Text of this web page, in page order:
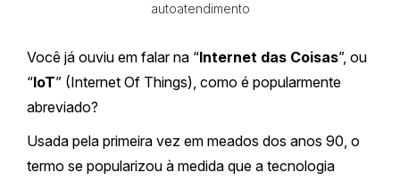
autoatendimento
Você já ouviu em falar na “Internet das Coisas”, ou
“loT” (Internet Of Things), como é popularmente
abreviado?
Usada pela primeira vez em meados dos anos 90, o
termo se popularizou à medida que a tecnologia